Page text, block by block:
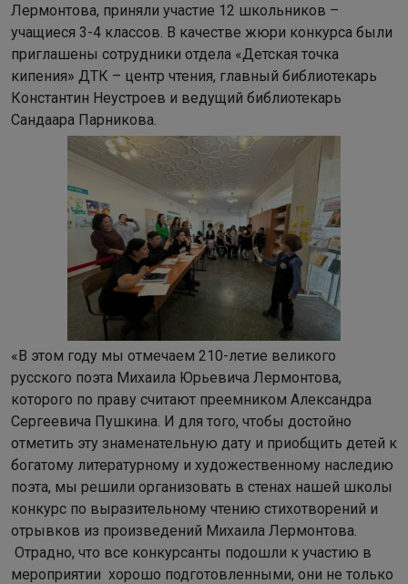
Лермонтова, приняли участие 12 школьников –
учащиеся 3-4 классов. В качестве жюри конкурса были
приглашены сотрудники отдела «Детская точка
кипения» ДТК – центр чтения, главный библиотекарь
Константин Неустроев и ведущий библиотекарь
Сандаара Парникова.
«В этом году мы отмечаем 210-летие великого
русского поэта Михаила Юрьевича Лермонтова,
которого по праву считают преемником Александра
Сергеевича Пушкина. И для того, чтобы достойно
отметить эту знаменательную дату и приобщить детей к
богатому литературному и художественному наследию
поэта, мы решили организовать в стенах нашей школы
конкурс по выразительному чтению стихотворений и
отрывков из произведений Михаила Лермонтова.
Отрадно, что все конкурсанты подошли к участию в
мероприятии хорошо подготовленными, они не только